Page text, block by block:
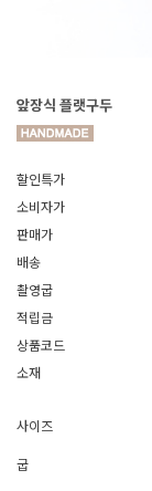
앞장식 플랫구두
할인특가
소비자가
판매가
배송
촬영굽
적립금
상품코드
소재
사이즈
굽